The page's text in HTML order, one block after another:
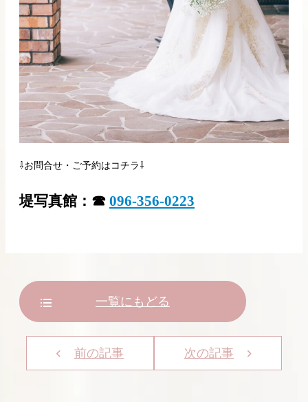
⇩お問合せ・ご予約はコチラ⇩
堤写真館：☎ 096-356-0223
一覧にもどる
前の記事 次の記事